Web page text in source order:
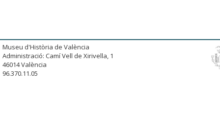
Museu d'Història de València
Administració: Camí Vell de Xirivella, 1
46014 València
96.370.11.05